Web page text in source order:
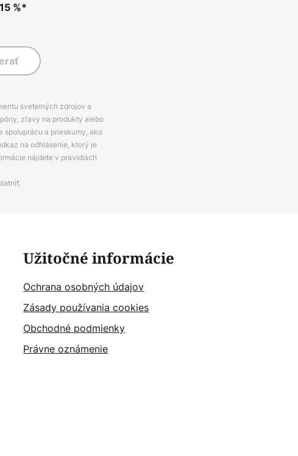
15%*
svetelných zdrojov a
zľavy na produkty alebo
spoluprácu a prieskumy, ako
na odhlásenie, ktorý je
nájdete v pravidlách
Užitočné informácie
Ochrana osobných údajov
Zásady používania cookies
Obchodné podmienky
Právne oznámenie